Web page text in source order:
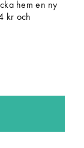
hem en ny
kr och